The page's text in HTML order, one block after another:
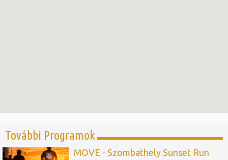
További Programok
MOVE - Szombathely Sunset Run